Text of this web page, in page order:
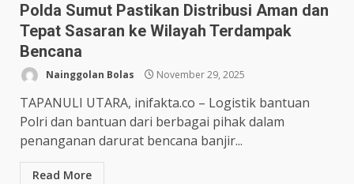
Polda Sumut Pastikan Distribusi Aman dan
Tepat Sasaran ke Wilayah Terdampak
Bencana
Nainggolan Bolas November 29, 2025
TAPANULI UTARA, inifakta.co – Logistik bantuan
Polri dan bantuan dari berbagai pihak dalam
penanganan darurat bencana banjir...
Read More